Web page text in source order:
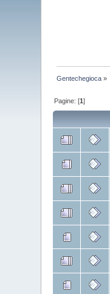
Gentechegioca »
Pagine: [1]